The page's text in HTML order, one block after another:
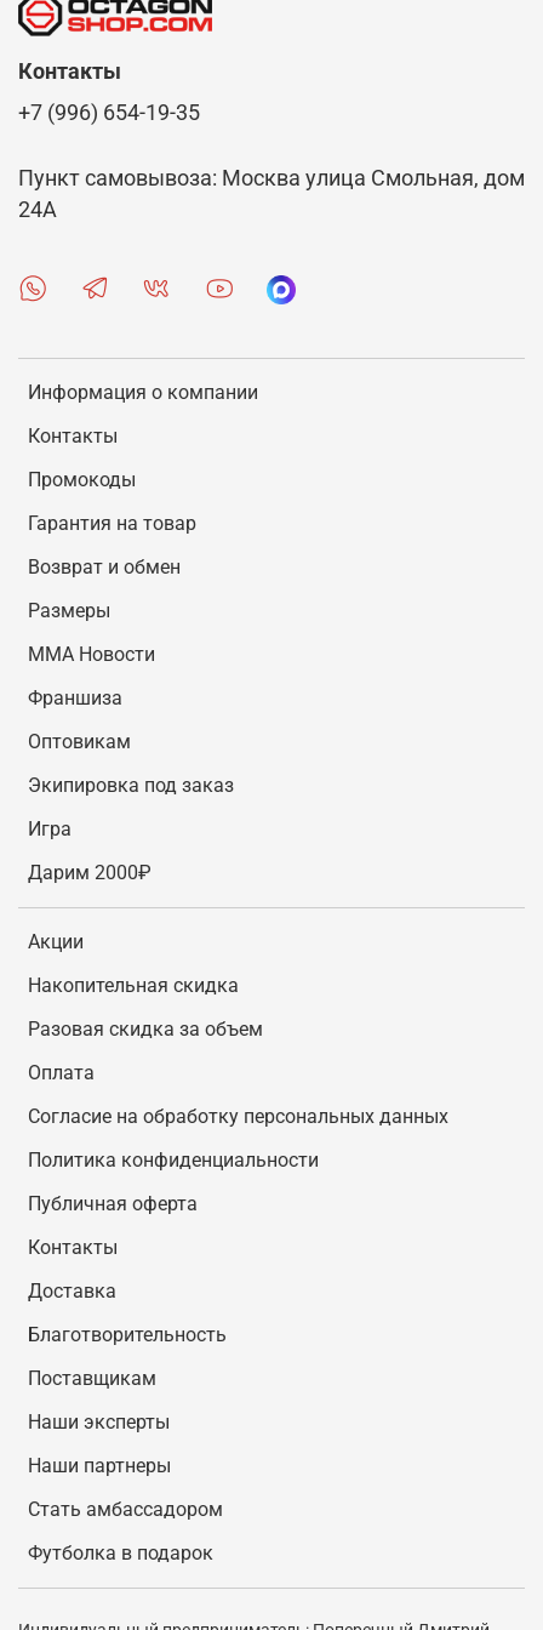
В интернет-магазине Octagon Shop есть
качественная обувь для спорта, выпуском
Осуществляется удобная доставка заказов по
Шелехову.
Информация о компании
Контакты
Промокоды
Гарантия на товар
Возврат и обмен
Размеры
MMA Новости
Франшиза
Оптовикам
Экипировка под заказ
Игра
Дарим 2000₽
Акции
Накопительная скидка
Разовая скидка за объем
Оплата
Согласие на обработку персональных данных
Политика конфиденциальности
Публичная оферта
Контакты
Доставка
Благотворительность
Поставщикам
Наши эксперты
Наши партнеры
Стать амбассадором
Футболка в подарок
Контакты
+7 (996) 654-19-35
Пункт самовывоза: Москва улица Смольная, дом
24А